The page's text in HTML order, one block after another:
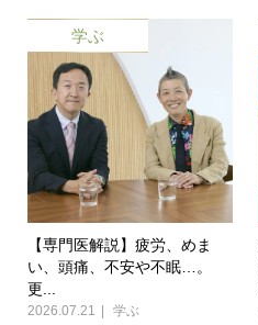
学ぶ
【専門医解説】疲労、めま
い、頭痛、不安や不眠…。
更...
2026.07.21 学ぶ